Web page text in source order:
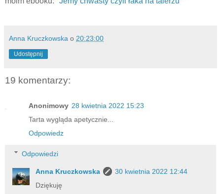
Anna Kruczkowska o 20:23:00
Udostępnij
19 komentarzy:
Anonimowy 28 kwietnia 2022 15:23
Tarta wygląda apetycznie...
Odpowiedz
Odpowiedzi
Anna Kruczkowska
30 kwietnia 2022 12:44
Dziękuję